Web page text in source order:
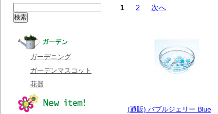
1 2 次へ
(通販) バブルジェリー Blue
ガーデニング
ガーデンマスコット
花器